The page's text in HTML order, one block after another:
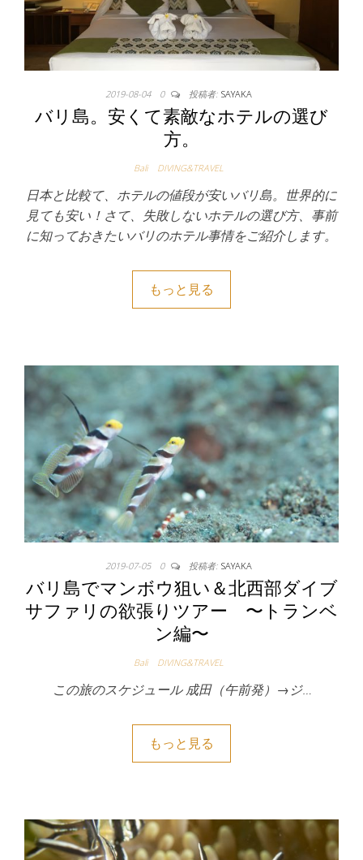
2019-08-04 0 投稿者: SAYAKA
バリ島。安くて素敵なホテルの選び
方。
Bali DIVING&TRAVEL
日本と比較て、ホテルの値段が安いバリ島。世界的に
見ても安い！さて、失敗しないホテルの選び方、事前
に知っておきたいバリのホテル事情をご紹介します。
もっと見る
2019-07-05 0 投稿者: SAYAKA
バリ島でマンボウ狙い＆北西部ダイブ
サファリの欲張りツアー 〜トランベ
ン編〜
Bali DIVING&TRAVEL
この旅のスケジュール 成田（午前発）→ジ…
もっと見る